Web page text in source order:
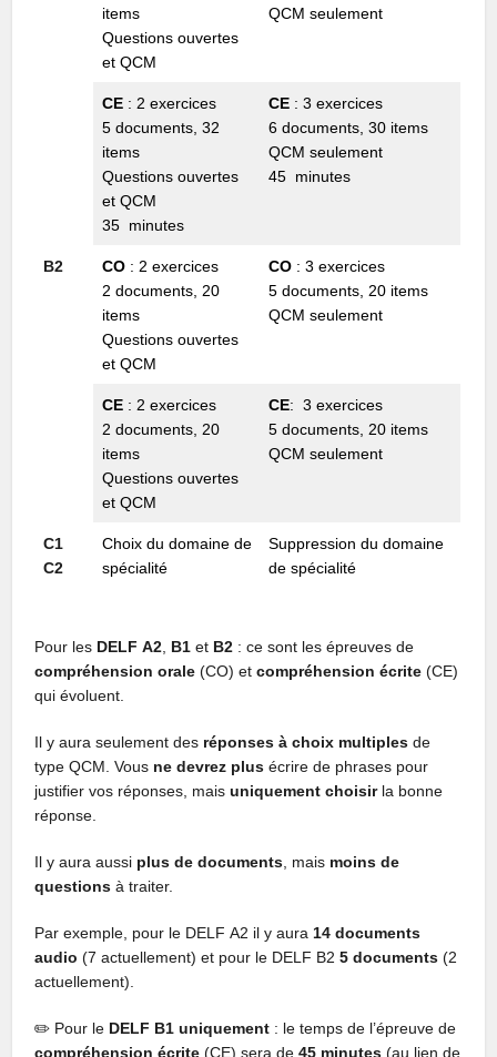
items
Questions ouvertes
et QCM
QCM seulement
CE : 2 exercices
5 documents, 32
items
Questions ouvertes
et QCM
35 minutes
CE : 3 exercices
6 documents, 30 items
QCM seulement
45 minutes
B2 CO : 2 exercices
2 documents, 20
items
Questions ouvertes
et QCM
CO : 3 exercices
5 documents, 20 items
QCM seulement
CE : 2 exercices
2 documents, 20
items
Questions ouvertes
et QCM
CE: 3 exercices
5 documents, 20 items
QCM seulement
C1
C2
Choix du domaine de
spécialité
Suppression du domaine
de spécialité
Pour les DELF A2, B1 et B2 : ce sont les épreuves de
compréhension orale (CO) etcompréhension écrite (CE)
qui évoluent.
Il y aura seulement des réponses à choix multiples de
type QCM. Vous ne devrez plusécrire de phrases pour
justifier vos réponses, maisuniquement choisirla bonne
réponse.
Il y aura aussi plus de documents, mais moins de
questions à traiter.
Par exemple, pour le DELF A2 il y aura14 documents
audio (7 actuellement) et pour le DELF B25 documents (2
actuellement).
✏️ Pour le DELF B1 uniquement : le temps de l’épreuve de
compréhension écrite (CE) sera de45 minutes (au lien de